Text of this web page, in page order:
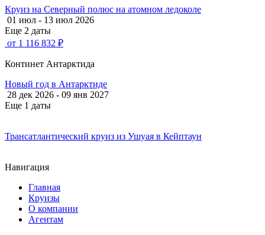
Круиз на Северный полюс на атомном ледоколе
01 июл - 13 июл 2026
Еще 2 даты
от 1 116 832 ₽
Континет Антарктида
Новый год в Антарктиде
28 дек 2026 - 09 янв 2027
Еще 1 даты
Трансатлантический круиз из Ушуая в Кейптаун
Навигация
Главная
Круизы
О компании
Агентам